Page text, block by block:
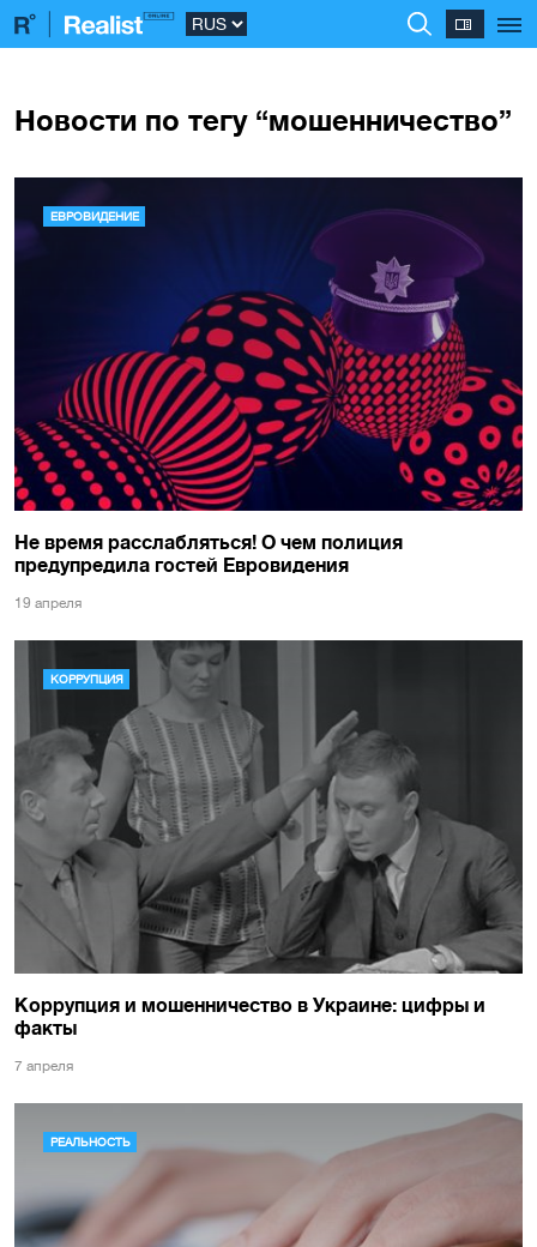
Новости по тегу “мошенничество”
ЕВРОВИДЕНИЕ
Не время расслабляться! О чем полиция
предупредила гостей Евровидения
19 апреля
КОРРУПЦИЯ
Коррупция и мошенничество в Украине: цифры и
факты
7 апреля
РЕАЛЬНОСТЬ